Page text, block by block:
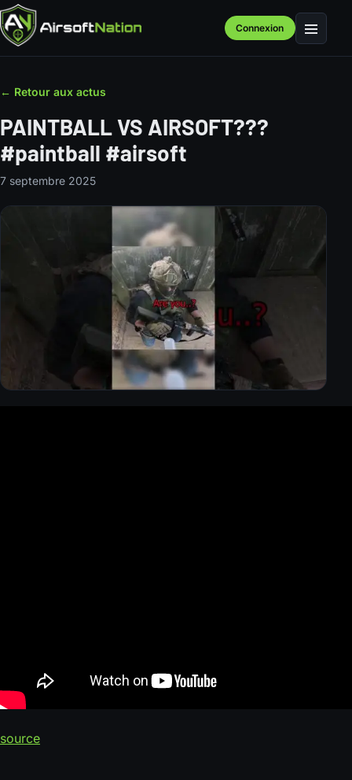
Connexion Menu
← Retour aux actus
PAINTBALL VS AIRSOFT???
#paintball #airsoft
7 septembre 2025
source